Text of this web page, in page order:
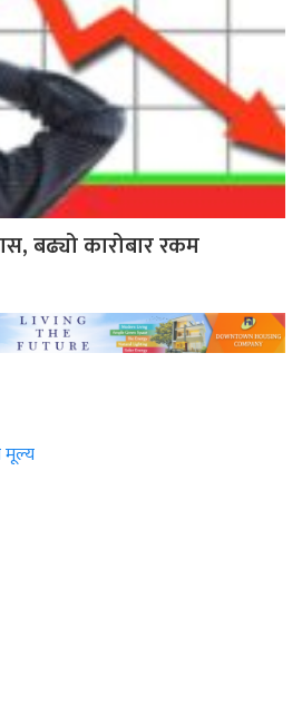
बढ्यो कारोबार रकम